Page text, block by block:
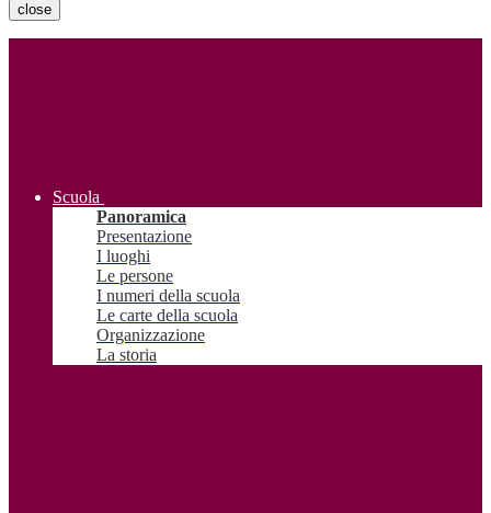
close
Scuola
Panoramica
Presentazione
I luoghi
Le persone
I numeri della scuola
Le carte della scuola
Organizzazione
La storia